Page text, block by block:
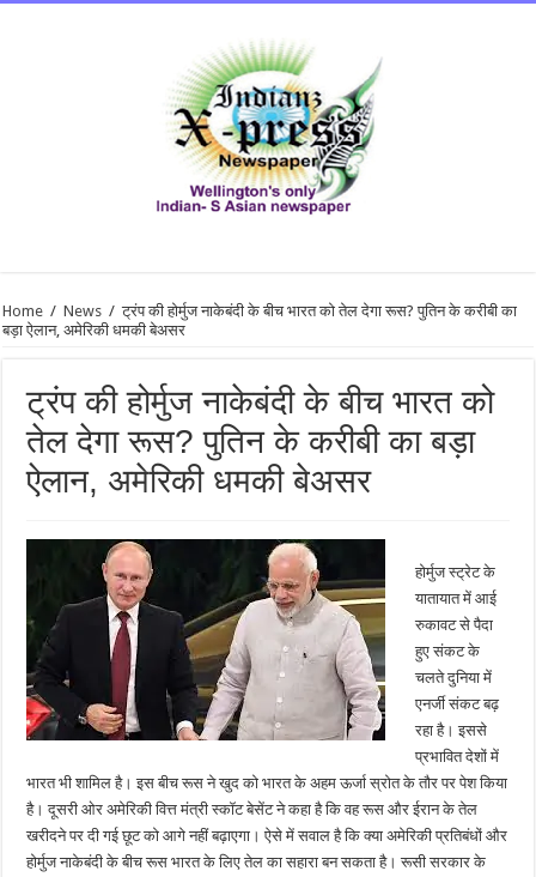
Home / News / ट्रंप की होर्मुज नाकेबंदी के बीच भारत को तेल देगा रूस? पुतिन के करीबी का
बड़ा ऐलान, अमेरिकी धमकी बेअसर
ट्रंप की होर्मुज नाकेबंदी के बीच भारत को
तेल देगा रूस? पुतिन के करीबी का बड़ा
ऐलान, अमेरिकी धमकी बेअसर
होर्मुज स्ट्रेट के
यातायात में आई
रुकावट से पैदा
हुए संकट के
चलते दुनिया में
एनर्जी संकट बढ़
रहा है। इससे
प्रभावित देशों में
भारत भी शामिल है। इस बीच रूस ने खुद को भारत के अहम ऊर्जा स्रोत के तौर पर पेश किया
है। दूसरी ओर अमेरिकी वित्त मंत्री स्कॉट बेसेंट ने कहा है कि वह रूस और ईरान के तेल
खरीदने पर दी गई छूट को आगे नहीं बढ़ाएगा। ऐसे में सवाल है कि क्या अमेरिकी प्रतिबंधों और
होर्मुज नाकेबंदी के बीच रूस भारत के लिए तेल का सहारा बन सकता है। रूसी सरकार के